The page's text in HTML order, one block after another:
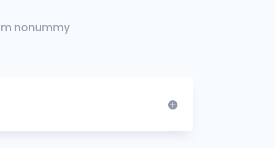
nonummy